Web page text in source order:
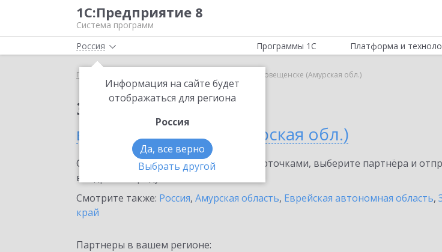
1С:Предприятие 8
Система программ
Россия
Информация на сайте будет
отображаться для региона
Россия
Да, все верно
Выбрать другой
Программы 1С Платформа и
Главная 1С-ЭТП в Благовещенске (Амурская обл.)
Заказать 1С-ЭТП
в Благовещенске (Амурская обл.)
Ознакомьтесь с информационными карточками, выберите партнёра и
внедрение продукта.
Смотрите также: Россия, Амурская область, Еврейская автономная область,
край
Партнеры в вашем регионе: